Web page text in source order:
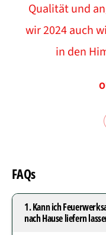
Qualität und
wir 2024 auch
in den
FAQs
1. Kann ich
nach Hause liefern